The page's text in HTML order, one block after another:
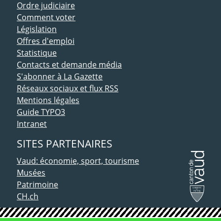
Ordre judiciaire
Comment voter
Législation
Offres d'emploi
Statistique
Contacts et demande média
S'abonner à La Gazette
Réseaux sociaux et flux RSS
Mentions légales
Guide TYPO3
Intranet
SITES PARTENAIRES
Vaud: économie, sport, tourisme
Musées
Patrimoine
CH.ch